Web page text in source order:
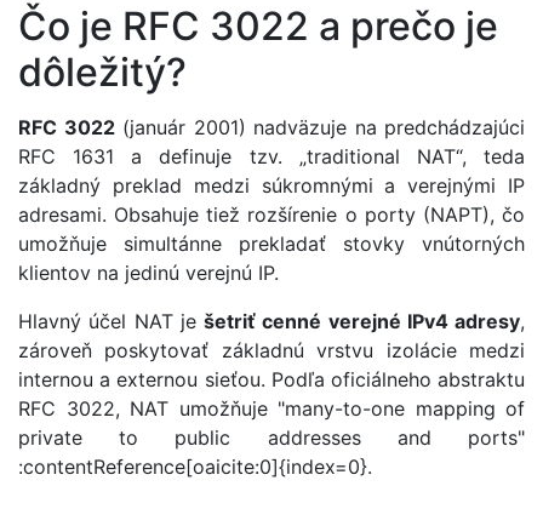
Čo je RFC 3022 a prečo je
dôležitý?
RFC 3022(január 2001) nadväzuje na predchádzajúci
RFC 1631 a definuje tzv. „traditional NAT“, teda
základný preklad medzi súkromnými a verejnými IP
adresami. Obsahuje tiež rozšírenie o porty (NAPT), čo
umožňuje simultánne prekladať stovky vnútorných
klientov na jedinú verejnú IP.
Hlavný účel NAT je šetriť cenné verejné IPv4 adresy,
zároveň poskytovať základnú vrstvu izolácie medzi
internou a externou sieťou. Podľa oficiálneho abstraktu
RFC 3022, NAT umožňuje "many-to-one mapping of
private to public addresses and ports"
:contentReference[oaicite:0]{index=0}.